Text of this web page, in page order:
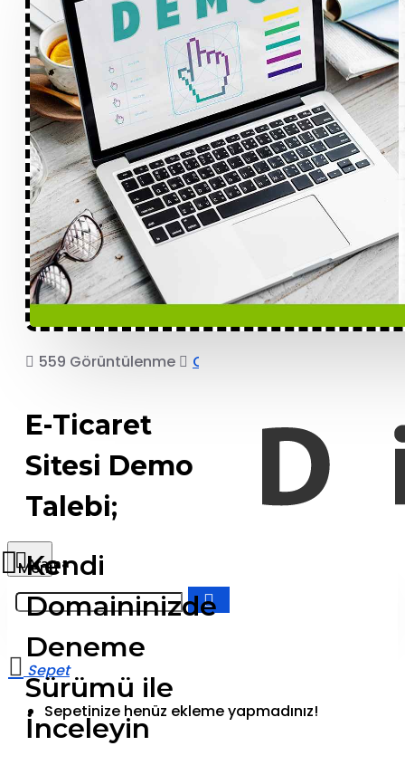
Sepetinize henüz ekleme yapmadınız!
559 Görüntülenme COPRO
E-Ticaret
Sitesi Demo
Talebi;
Kendi
Domaininizde
Deneme
Sürümü ile
İnceleyin